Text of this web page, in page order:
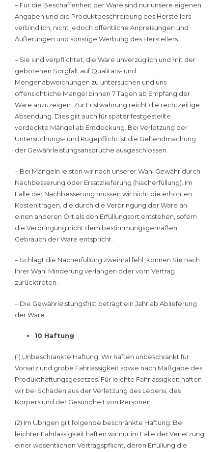
– Für die Beschaffenheit der Ware sind nur unsere eigenen
Angaben und die Produktbeschreibung des Herstellers
verbindlich, nicht jedoch öffentliche Anpreisungen und
Äußerungen und sonstige Werbung des Herstellers.
– Sie sind verpflichtet, die Ware unverzüglich und mit der
gebotenen Sorgfalt auf Qualitäts- und
Mengenabweichungen zu untersuchen und uns
offensichtliche Mängel binnen 7 Tagen ab Empfang der
Ware anzuzeigen. Zur Fristwahrung reicht die rechtzeitige
Absendung. Dies gilt auch für später festgestellte
verdeckte Mängel ab Entdeckung. Bei Verletzung der
Untersuchungs- und Rügepflicht ist die Geltendmachung
der Gewährleistungsansprüche ausgeschlossen.
– Bei Mängeln leisten wir nach unserer Wahl Gewähr durch
Nachbesserung oder Ersatzlieferung (Nacherfüllung). Im
Falle der Nachbesserung müssen wir nicht die erhöhten
Kosten tragen, die durch die Verbringung der Ware an
einen anderen Ort als den Erfüllungsort entstehen, sofern
die Verbringung nicht dem bestimmungsgemäßen
Gebrauch der Ware entspricht.
– Schlägt die Nacherfüllung zweimal fehl, können Sie nach
Ihrer Wahl Minderung verlangen oder vom Vertrag
zurücktreten.
– Die Gewährleistungsfrist beträgt ein Jahr ab Ablieferung
der Ware.
10 Haftung
(1) Unbeschränkte Haftung: Wir haften unbeschränkt für
Vorsatz und grobe Fahrlässigkeit sowie nach Maßgabe des
Produkthaftungsgesetzes. Für leichte Fahrlässigkeit haften
wir bei Schäden aus der Verletzung des Lebens, des
Körpers und der Gesundheit von Personen.
(2) Im Übrigen gilt folgende beschränkte Haftung: Bei
leichter Fahrlässigkeit haften wir nur im Falle der Verletzung
einer wesentlichen Vertragspflicht, deren Erfüllung die